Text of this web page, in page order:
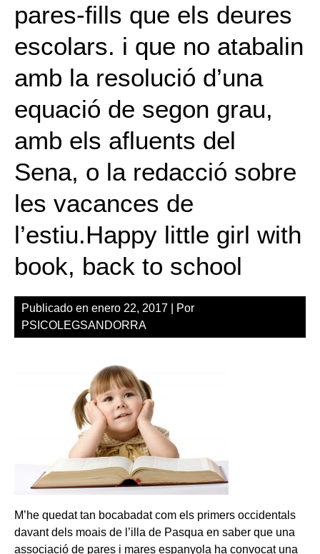
pares-fills que els deures
escolars. i que no atabalin
amb la resolució d’una
equació de segon grau,
amb els afluents del
Sena, o la redacció sobre
les vacances de
l’estiu.Happy little girl with
book, back to school
Publicado en enero 22, 2017 | Por
PSICOLEGSANDORRA
M’he quedat tan bocabadat com els primers occidentals
davant dels moais de l’illa de Pasqua en saber que una
associació de pares i mares espanyola ha convocat una